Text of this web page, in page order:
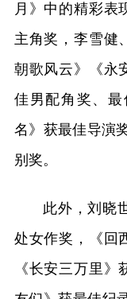
月》中的精彩表
主角奖，李雪健
朝歌风云》《永
佳男配角奖、
名》获最佳导演
别奖。
此外，刘晓
处女作奖，《回
《长安三万里